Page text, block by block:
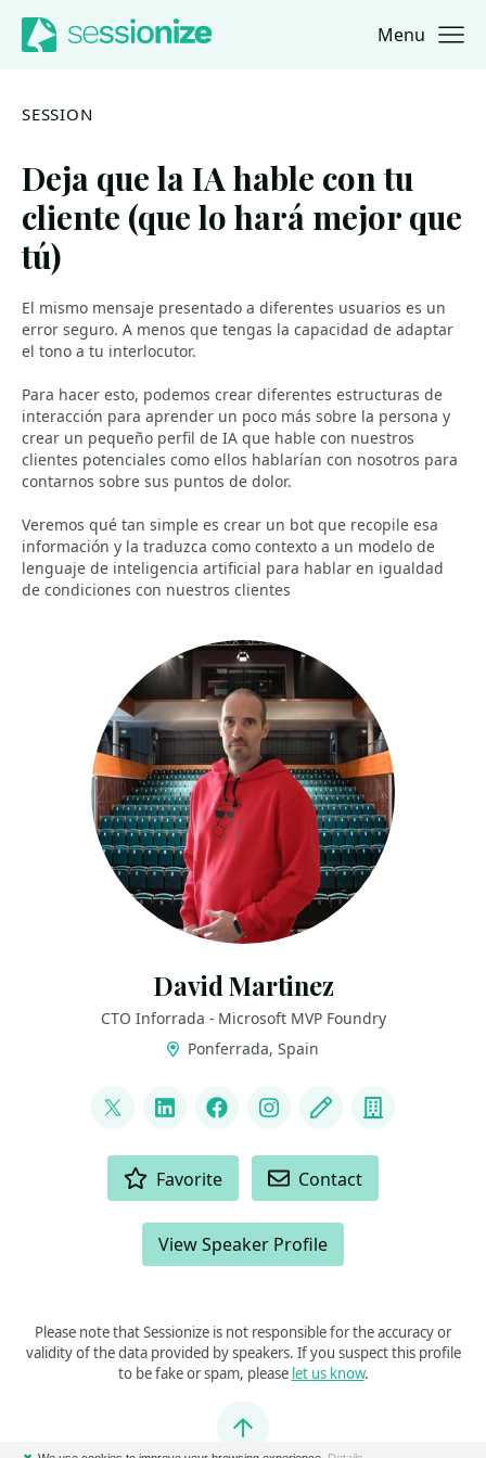
Jump to navigation
Jump to content Menu
SESSION
Deja que la IA hable con tu
cliente (que lo hará mejor que
tú)
El mismo mensaje presentado a diferentes usuarios es un
error seguro. A menos que tengas la capacidad de adaptar
el tono a tu interlocutor.
Para hacer esto, podemos crear diferentes estructuras de
interacción para aprender un poco más sobre la persona y
crear un pequeño perfil de IA que hable con nuestros
clientes potenciales como ellos hablarían con nosotros para
contarnos sobre sus puntos de dolor.
Veremos qué tan simple es crear un bot que recopile esa
información y la traduzca como contexto a un modelo de
lenguaje de inteligencia artificial para hablar en igualdad
de condiciones con nuestros clientes
David Martinez
CTO Inforrada - Microsoft MVP Foundry
Ponferrada, Spain
@_Inforrada
LinkedInFacebookInstagram
Blog Company
Favorite Contact
View Speaker Profile
Please note that Sessionize is not responsible for the accuracy or
validity of the data provided by speakers. If you suspect this profile
to be fake or spam, please let us know.
Jump to top